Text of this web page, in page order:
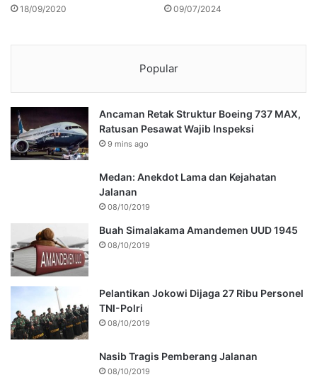
18/09/2020 09/07/2024
Popular
Ancaman Retak Struktur Boeing 737 MAX,
Ratusan Pesawat Wajib Inspeksi
9 mins ago
Medan: Anekdot Lama dan Kejahatan
Jalanan
08/10/2019
Buah Simalakama Amandemen UUD 1945
08/10/2019
Pelantikan Jokowi Dijaga 27 Ribu Personel
TNI-Polri
08/10/2019
Nasib Tragis Pemberang Jalanan
08/10/2019